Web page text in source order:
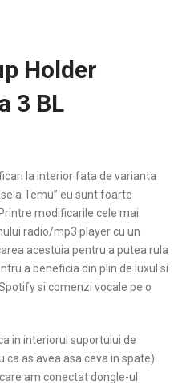
Holder
3 BL
la interior fata de varianta
a Temu” eu sunt foarte
modificarile cele mai
radio/mp3 player cu un
acestuia pentru a putea rula
a beneficia din plin de luxul si
si comenzi vocale pe o
in interiorul suportului de
as avea asa ceva in spate)
am conectat dongle-ul